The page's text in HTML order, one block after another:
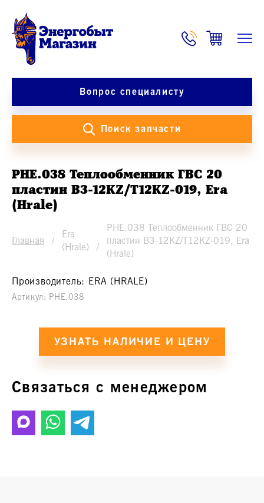
Вопрос специалисту
Поиск запчасти
PHE.038 Теплообменник ГВС 20
пластин B3-12KZ/T12KZ-019, Era
(Hrale)
Главная
Era
(Hrale)
PHE.038 Теплообменник ГВС 20
пластин B3-12KZ/T12KZ-019, Era
(Hrale)
Производитель: ERA (HRALE)
Артикул: PHE.038
Связаться с менеджером